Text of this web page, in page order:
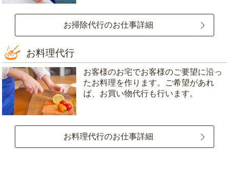
お掃除代行のお仕事詳細
お料理代行
お客様のお宅でお客様のご要望に沿っ
たお料理を作ります。ご希望があれ
ば、お買い物代行も行います。
お料理代行のお仕事詳細